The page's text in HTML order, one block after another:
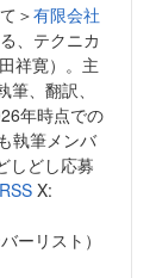
＞有限会社
、テクニカ
祥寛）。主
、翻訳、
年時点での
執筆メンバ
しどし応募
RSS X:
バーリスト）